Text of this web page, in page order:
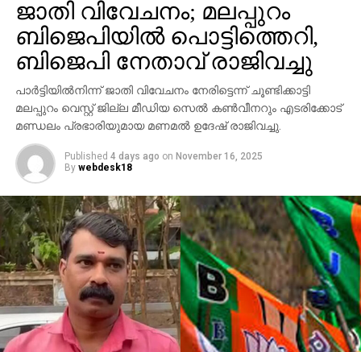
ആക്രമണം നടത്തിയതായും ബാര്‍ ഉടമ നല്‍കിയ
പരാതിയില്‍ പറയുന്നു. വിദ്യാഭ്യാസ
ആവശ്യങ്ങള്‍ക്കായി എറണാകുളത്ത് എത്തിയവരാണ്
പ്രതികളെന്ന് പൊലീസ് കണ്ടെത്തിയിട്ടുണ്ട്.
സംഭവത്തില്‍ അലീനയുടെ കൈക്ക് പരുക്കേല്‍ക്കുകയും
ചെയ്തു.
ജാതി വിവേചനം; മലപ്പുറം
ബിജെപിയില്‍ പൊട്ടിത്തെറി,
ബിജെപി നേതാവ് രാജിവച്ചു
പാര്‍ട്ടിയില്‍നിന്ന് ജാതി വിവേചനം നേരിട്ടെന്ന് ചൂണ്ടിക്കാട്ടി
മലപ്പുറം വെസ്റ്റ് ജില്ല മീഡിയ സെല്‍ കണ്‍വീനറും എടരിക്കോട്
മണ്ഡലം പ്രഭാരിയുമായ മണമല്‍ ഉദേഷ് രാജിവച്ചു.
Published 4 days ago on November 16, 2025
By webdesk18